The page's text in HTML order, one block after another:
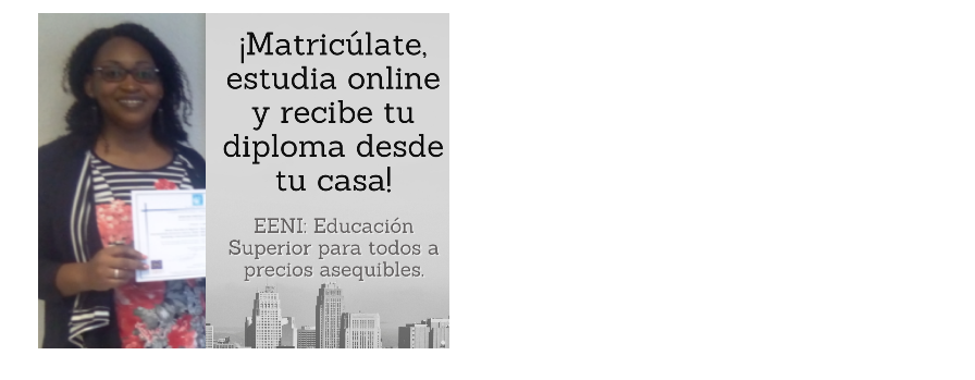
diáspora africana en América
:Harriet Tubman Frederick Douglass , W.E.B. Du Bois,
, Malcolm X, Ángela Davis, Stokley Carmichael, León Damas, Toni
Nobel), Garrett A. Morgan (iluminación urbana), Patricia Bath (cirugía
Drew,Toussaint-Louverture
Marcus Garvey
a la Sociedad de la diáspora africana: música (jazz, blues), idioma, ciencias,
Ejemplo: la diáspora africana en las Américas (trata de negros